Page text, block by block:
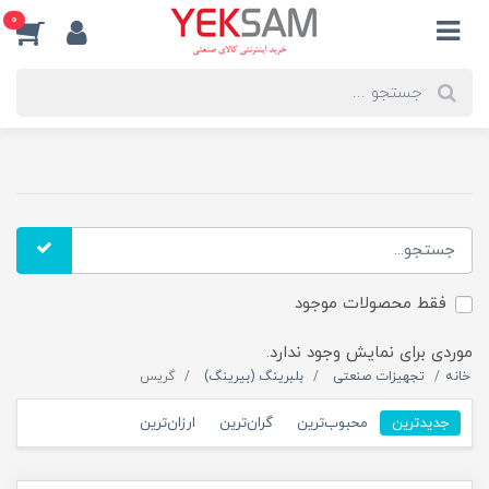
0
فقط محصولات موجود
موردی برای نمایش وجود ندارد.
خانه تجهیزات صنعتی بلبرینگ (بیرینگ) گریس
جدیدترین محبوب‌ترین گران‌ترین ارزان‌ترین